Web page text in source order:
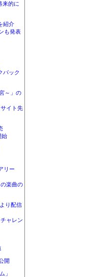
来的に
紹介
も発表
パック
～」の
イト先
始
リー
楽曲の
り配信
ャレン
開
」